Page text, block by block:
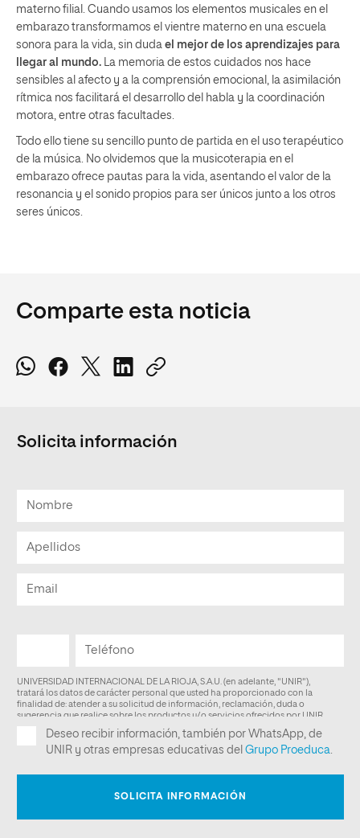
materno filial. Cuando usamos los elementos musicales en el
embarazo transformamos el vientre materno en una escuela
sonora para la vida, sin duda el mejor de los aprendizajes para
llegar al mundo. La memoria de estos cuidados nos hace
sensibles al afecto y a la comprensión emocional, la asimilación
rítmica nos facilitará el desarrollo del habla y la coordinación
motora, entre otras facultades.
Todo ello tiene su sencillo punto de partida en el uso terapéutico
de la música. No olvidemos que la musicoterapia en el
embarazo ofrece pautas para la vida, asentando el valor de la
resonancia y el sonido propios para ser únicos junto a los otros
seres únicos.
Comparte esta noticia
Solicita información